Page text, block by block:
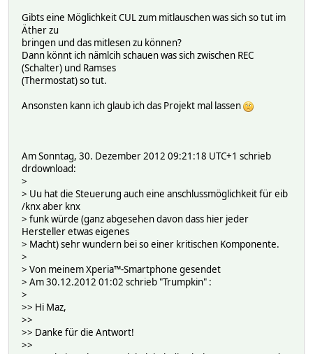
Gibts eine Möglichkeit CUL zum mitlauschen was sich so tut im
Äther zu
bringen und das mitlesen zu können?
Dann könnt ich nämlcih schauen was sich zwischen REC
(Schalter) und Ramses
(Thermostat) so tut.
Ansonsten kann ich glaub ich das Projekt mal lassen
Am Sonntag, 30. Dezember 2012 09:21:18 UTC+1 schrieb
drdownload:
>
> Uu hat die Steuerung auch eine anschlussmöglichkeit für eib
/knx aber knx
> funk würde (ganz abgesehen davon dass hier jeder
Hersteller etwas eigenes
> Macht) sehr wundern bei so einer kritischen Komponente.
>
> Von meinem Xperia™-Smartphone gesendet
> Am 30.12.2012 01:02 schrieb "Trumpkin" :
>
>> Hi Maz,
>>
>> Danke für die Antwort!
>>